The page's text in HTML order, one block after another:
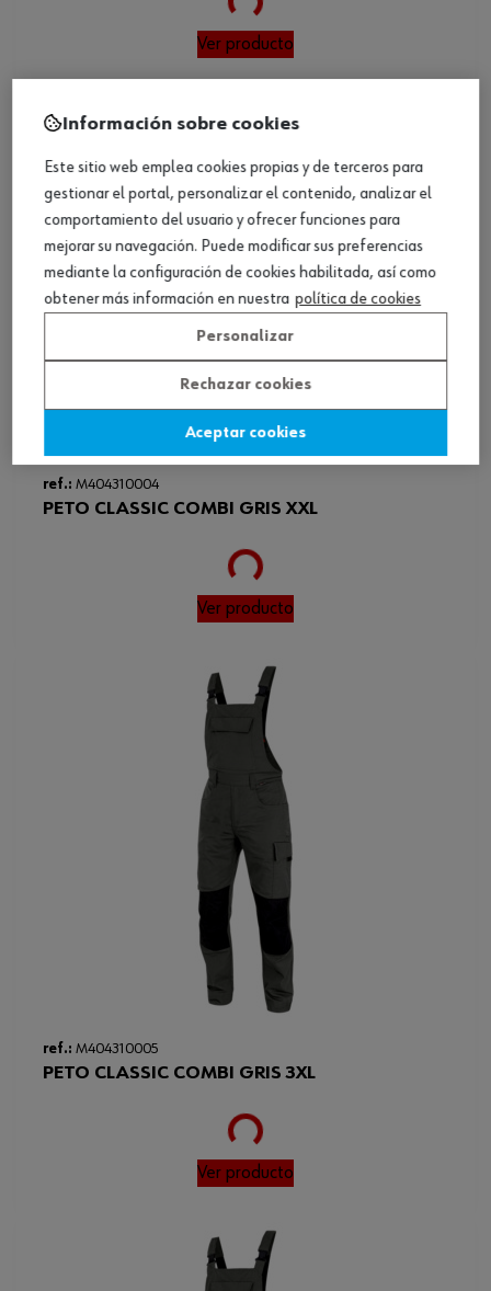
Loading...
Ver producto
ref.: M404310004
PETO CLASSIC COMBI GRIS XXL
Loading...
Ver producto
ref.: M404310005
PETO CLASSIC COMBI GRIS 3XL
Loading...
Ver producto
Información sobre cookies
Este sitio web emplea cookies propias y de terceros para
gestionar el portal, personalizar el contenido, analizar el
comportamiento del usuario y ofrecer funciones para
mejorar su navegación. Puede modificar sus preferencias
mediante la configuración de cookies habilitada, así como
obtener más información en nuestra política de cookies
Personalizar
Rechazar cookies
Aceptar cookies